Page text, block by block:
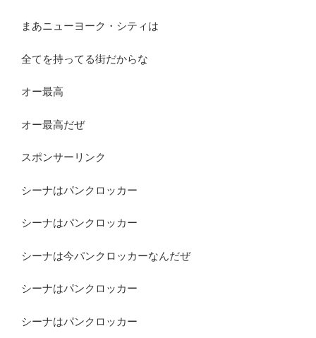
まあニューヨーク・シティは
全てを持ってる街だからな
オー最高
オー最高だぜ
スポンサーリンク
シーナはパンクロッカー
シーナはパンクロッカー
シーナは今パンクロッカーなんだぜ
シーナはパンクロッカー
シーナはパンクロッカー